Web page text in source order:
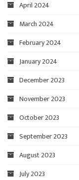
April 2024
March 2024
February 2024
January 2024
December 2023
November 2023
October 2023
September 2023
August 2023
July 2023